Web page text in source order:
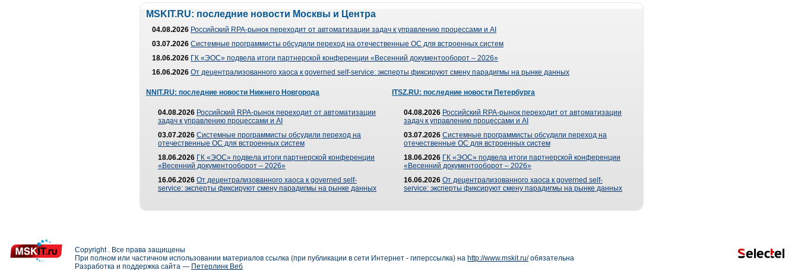
MSKIT.RU: последние новости Москвы и Центра
04.08.2026 Российский RPA-рынок переходит от автоматизации задач к управлению процессами и AI
03.07.2026 Системные программисты обсудили переход на отечественные ОС для встроенных систем
18.06.2026 ГК «ЭОС» подвела итоги партнерской конференции «Весенний документооборот – 2026»
16.06.2026 От децентрализованного хаоса к governed self-service: эксперты фиксируют смену парадигмы на рынке данных
NNIT.RU: последние новости Нижнего Новгорода
04.08.2026 Российский RPA-рынок переходит от автоматизации
задач к управлению процессами и AI
03.07.2026 Системные программисты обсудили переход на
отечественные ОС для встроенных систем
18.06.2026 ГК «ЭОС» подвела итоги партнерской конференции
«Весенний документооборот – 2026»
16.06.2026 От децентрализованного хаоса к governed self-
service: эксперты фиксируют смену парадигмы на рынке данных
ITSZ.RU: последние новости Петербурга
04.08.2026 Российский RPA-рынок переходит от автоматизации
задач к управлению процессами и AI
03.07.2026 Системные программисты обсудили переход на
отечественные ОС для встроенных систем
18.06.2026 ГК «ЭОС» подвела итоги партнерской конференции
«Весенний документооборот – 2026»
16.06.2026 От децентрализованного хаоса к governed self-
service: эксперты фиксируют смену парадигмы на рынке данных
Copyright . Все права защищены
При полном или частичном использовании материалов ссылка (при публикации в сети Интернет - гиперссылка) на http://www.mskit.ru/обязательна
Разработка и поддержка сайта — Петерлинк Веб